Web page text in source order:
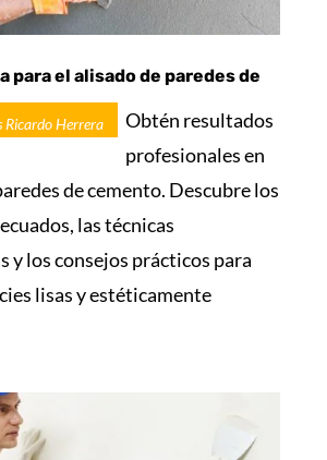
para el alisado de paredes de
Ricardo Herrera
Obtén resultados
profesionales en
de cemento. Descubre los
las técnicas
y los consejos prácticos para
lisas y estéticamente